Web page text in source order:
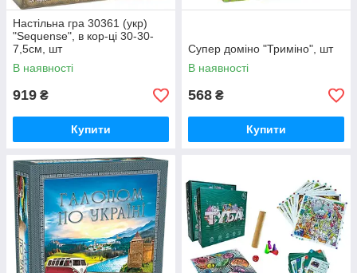
Настільна гра 30361 (укр)
"Sequense", в кор-ці 30-30-
7,5см, шт
В наявності
919 ₴
Купити
Супер доміно "Триміно", шт
В наявності
568 ₴
Купити